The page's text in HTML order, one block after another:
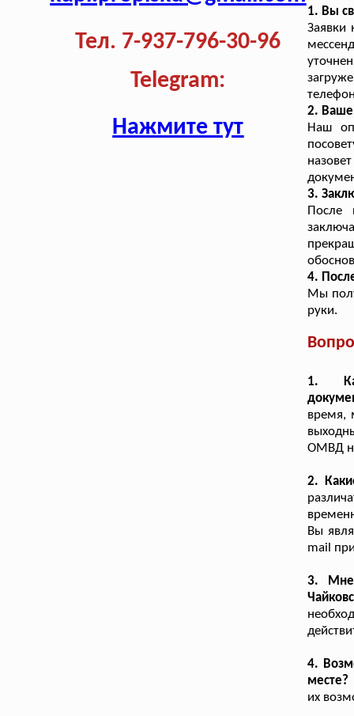
Тел. 7-937-796-30-96
Telegram:
Нажмите тут
1. Вы
Заявки
2. Ваше
Наш
3.
После
4.
Мы
руки.
1.
время,
ОМВД
2.
Вы
mail
3. Мне
4.
месте?
их